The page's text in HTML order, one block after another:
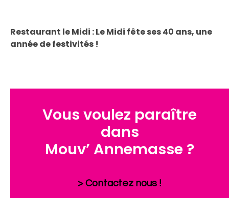
Restaurant le Midi : Le Midi fête ses 40 ans, une
année de festivités !
Vous voulez paraître
dans
Mouv’ Annemasse ?
> Contactez nous !